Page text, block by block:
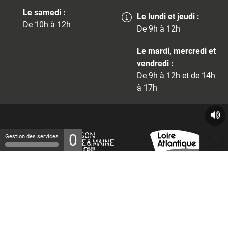
Le samedi :
De 10h à 12h
Le lundi et jeudi :
De 9h à 12h
Le mardi, mercredi et
vendredi :
De 9h à 12h et de 14h
à 17h
Gestion des services 0